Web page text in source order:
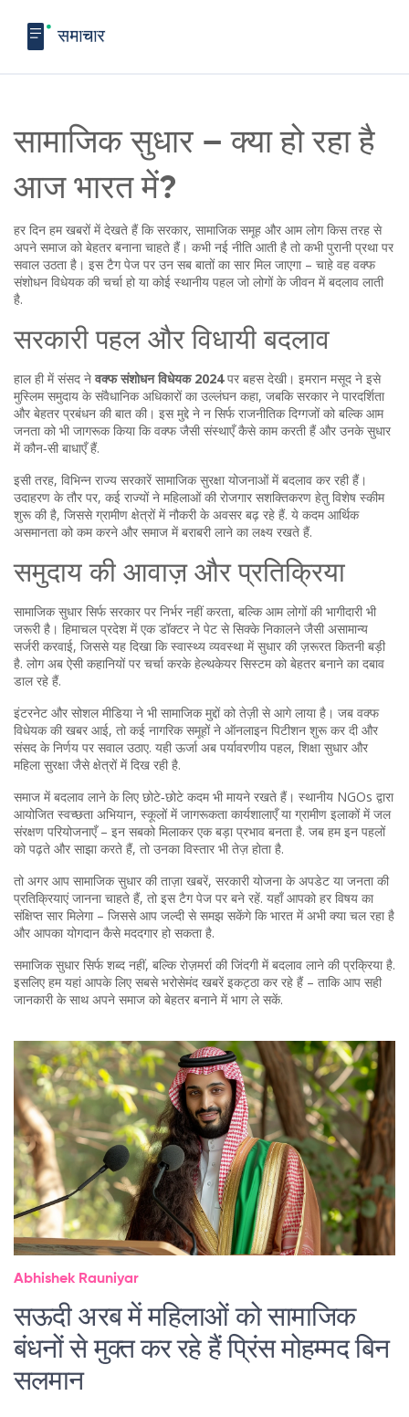
सामाजिक सुधार – क्या हो रहा है
आज भारत में?
हर दिन हम खबरों में देखते हैं कि सरकार, सामाजिक समूह और आम लोग किस तरह से
अपने समाज को बेहतर बनाना चाहते हैं। कभी नई नीति आती है तो कभी पुरानी प्रथा पर
सवाल उठता है। इस टैग पेज पर उन सब बातों का सार मिल जाएगा – चाहे वह वक्फ
संशोधन विधेयक की चर्चा हो या कोई स्थानीय पहल जो लोगों के जीवन में बदलाव लाती
है.
सरकारी पहल और विधायी बदलाव
हाल ही में संसद ने वक्फ संशोधन विधेयक 2024पर बहस देखी। इमरान मसूद ने इसे
मुस्लिम समुदाय के संवैधानिक अधिकारों का उल्लंघन कहा, जबकि सरकार ने पारदर्शिता
और बेहतर प्रबंधन की बात की। इस मुद्दे ने न सिर्फ राजनीतिक दिग्गजों को बल्कि आम
जनता को भी जागरूक किया कि वक्फ जैसी संस्थाएँ कैसे काम करती हैं और उनके सुधार
में कौन‑सी बाधाएँ हैं.
इसी तरह, विभिन्न राज्य सरकारें सामाजिक सुरक्षा योजनाओं में बदलाव कर रही हैं।
उदाहरण के तौर पर, कई राज्यों ने महिलाओं की रोजगार सशक्तिकरण हेतु विशेष स्कीम
शुरू की है, जिससे ग्रामीण क्षेत्रों में नौकरी के अवसर बढ़ रहे हैं. ये कदम आर्थिक
असमानता को कम करने और समाज में बराबरी लाने का लक्ष्य रखते हैं.
समुदाय की आवाज़ और प्रतिक्रिया
सामाजिक सुधार सिर्फ सरकार पर निर्भर नहीं करता, बल्कि आम लोगों की भागीदारी भी
जरूरी है। हिमाचल प्रदेश में एक डॉक्टर ने पेट से सिक्के निकालने जैसी असामान्य
सर्जरी करवाई, जिससे यह दिखा कि स्वास्थ्य व्यवस्था में सुधार की ज़रूरत कितनी बड़ी
है. लोग अब ऐसी कहानियों पर चर्चा करके हेल्थकेयर सिस्टम को बेहतर बनाने का दबाव
डाल रहे हैं.
इंटरनेट और सोशल मीडिया ने भी सामाजिक मुद्दों को तेज़ी से आगे लाया है। जब वक्फ
विधेयक की खबर आई, तो कई नागरिक समूहों ने ऑनलाइन पिटीशन शुरू कर दी और
संसद के निर्णय पर सवाल उठाए. यही ऊर्जा अब पर्यावरणीय पहल, शिक्षा सुधार और
महिला सुरक्षा जैसे क्षेत्रों में दिख रही है.
समाज में बदलाव लाने के लिए छोटे‑छोटे कदम भी मायने रखते हैं। स्थानीय NGOs द्वारा
आयोजित स्वच्छता अभियान, स्कूलों में जागरूकता कार्यशालाएँ या ग्रामीण इलाकों में जल
संरक्षण परियोजनाएँ – इन सबको मिलाकर एक बड़ा प्रभाव बनता है. जब हम इन पहलों
को पढ़ते और साझा करते हैं, तो उनका विस्तार भी तेज़ होता है.
तो अगर आप सामाजिक सुधार की ताज़ा खबरें, सरकारी योजना के अपडेट या जनता की
प्रतिक्रियाएं जानना चाहते हैं, तो इस टैग पेज पर बने रहें. यहाँ आपको हर विषय का
संक्षिप्त सार मिलेगा – जिससे आप जल्दी से समझ सकेंगे कि भारत में अभी क्या चल रहा है
और आपका योगदान कैसे मददगार हो सकता है.
समाजिक सुधार सिर्फ शब्द नहीं, बल्कि रोज़मर्रा की जिंदगी में बदलाव लाने की प्रक्रिया है.
इसलिए हम यहां आपके लिए सबसे भरोसेमंद खबरें इकट्ठा कर रहे हैं – ताकि आप सही
जानकारी के साथ अपने समाज को बेहतर बनाने में भाग ले सकें.
Abhishek Rauniyar
सऊदी अरब में महिलाओं को सामाजिक
बंधनों से मुक्त कर रहे हैं प्रिंस मोहम्मद बिन
सलमान